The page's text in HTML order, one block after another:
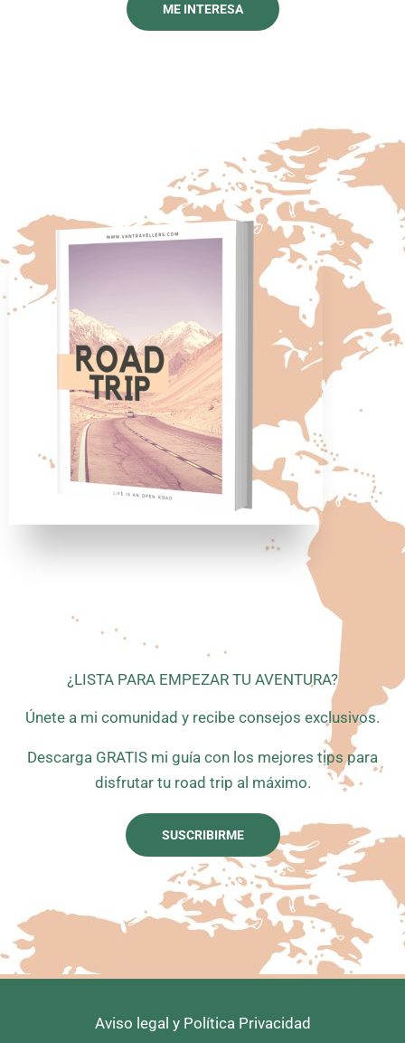
ME INTERESA
¿LISTA PARA EMPEZAR TU AVENTURA?
Únete a mi comunidad y recibe consejos exclusivos.
Descarga GRATIS mi guía con los mejores tips para
disfrutar tu road trip al máximo.
SUSCRIBIRME
Aviso legal y Política Privacidad